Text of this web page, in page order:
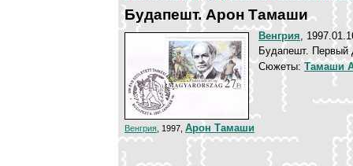
Будапешт. Арон Тамаши
Венгрия,
Будапешт. Первый
Сюжеты: Тамаши
Венгрия , 1997, Арон Тамаши